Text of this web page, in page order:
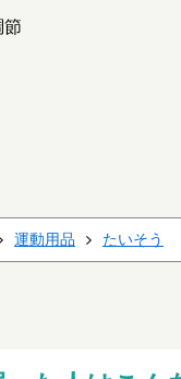
節
運動用品 たいそう